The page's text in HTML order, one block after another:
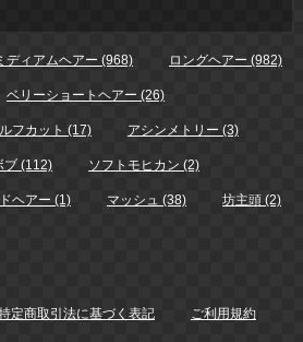
ディアムヘアー (968) ロングヘアー (982)
ベリーショートヘアー (26)
フカット (17) アシンメトリー (3)
ブ (112) ソフトモヒカン (2)
ヘアー (1) マッシュ (38) 坊主頭 (2)
定商取引法に基づく表記 ご利用規約